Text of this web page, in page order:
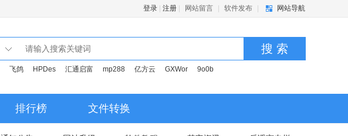
登录 注册 网站留言 软件发布 网站导航
搜 索
飞鸽 HPDes 汇通启富 mp288 亿方云 GXWor 9o0b
排行榜 文件转换